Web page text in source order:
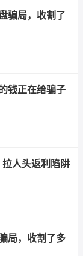
骗局，收割了
钱正在给骗子
人头返利陷阱
局，收割了多